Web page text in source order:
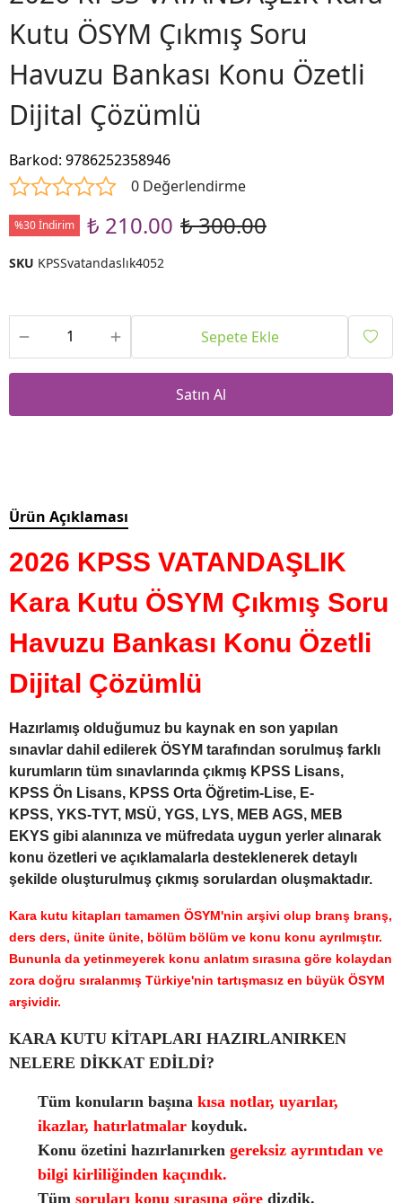
Kutu ÖSYM Çıkmış Soru
Havuzu Bankası Konu Özetli
Dijital Çözümlü
Barkod: 9786252358946
0 Değerlendirme
%30 İndirim ₺ 210.00 ₺ 300.00
SKU KPSSvatandaslık4052
Sepete Ekle
Satın Al
Ürün Açıklaması
2026 KPSS VATANDAŞLIK
Kara Kutu ÖSYM Çıkmış Soru
Havuzu Bankası Konu Özetli
Dijital Çözümlü
Hazırlamış olduğumuz bu kaynak en son yapılan
sınavlar dahil edilerek ÖSYM tarafından sorulmuş farklı
kurumların tüm sınavlarında çıkmış KPSS Lisans,
KPSS Ön Lisans, KPSS Orta Öğretim-Lise, E-
KPSS, YKS-TYT, MSÜ, YGS, LYS, MEB AGS, MEB
EKYS gibi alanınıza ve müfredata uygun yerler alınarak
konu özetleri ve açıklamalarla desteklenerek detaylı
şekilde oluşturulmuş çıkmış sorulardan oluşmaktadır.
Kara kutu kitapları tamamen ÖSYM'nin arşivi olup branş branş,
ders ders, ünite ünite, bölüm bölüm ve konu konu ayrılmıştır.
Bununla da yetinmeyerek konu anlatım sırasına göre kolaydan
zora doğru sıralanmış Türkiye'nin tartışmasız en büyük ÖSYM
arşividir.
KARA KUTU KİTAPLARI HAZIRLANIRKEN
NELERE DİKKAT EDİLDİ?
Tüm konuların başına kısa notlar, uyarılar,
ikazlar, hatırlatmalar koyduk.
Konu özetini hazırlanırken gereksiz ayrıntıdan ve
bilgi kirliliğinden kaçındık.
Tüm soruları konu sırasına göre dizdik.